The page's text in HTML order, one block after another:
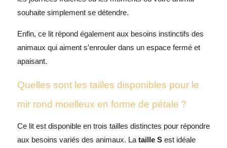
souhaite simplement se détendre.
Enfin, ce lit répond également aux besoins instinctifs des
animaux qui aiment s’enrouler dans un espace fermé et
apaisant.
Quelles sont les tailles disponibles pour le
mir rond moelleux en forme de pétale ?
Ce lit est disponible en trois tailles distinctes pour répondre
aux besoins variés des animaux. La taille Sest idéale